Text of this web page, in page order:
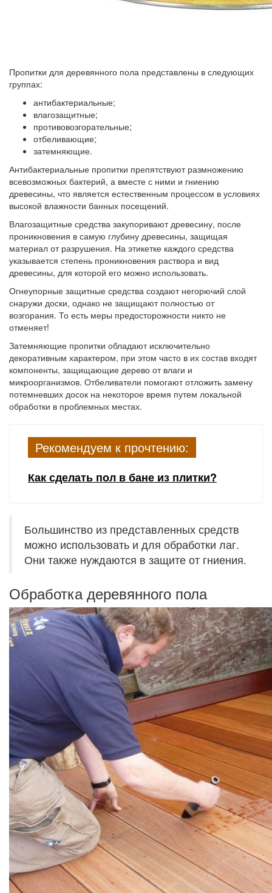
Пропитки для деревянного пола представлены в следующих
группах:
антибактериальные;
влагозащитные;
противовозгорательные;
отбеливающие;
затемняющие.
Антибактериальные пропитки препятствуют размножению
всевозможных бактерий, а вместе с ними и гниению
древесины, что является естественным процессом в условиях
высокой влажности банных посещений.
Влагозащитные средства закупоривают древесину, после
проникновения в самую глубину древесины, защищая
материал от разрушения. На этикетке каждого средства
указывается степень проникновения раствора и вид
древесины, для которой его можно использовать.
Огнеупорные защитные средства создают негорючий слой
снаружи доски, однако не защищают полностью от
возгорания. То есть меры предосторожности никто не
отменяет!
Затемняющие пропитки обладают исключительно
декоративным характером, при этом часто в их состав входят
компоненты, защищающие дерево от влаги и
микроорганизмов. Отбеливатели помогают отложить замену
потемневших досок на некоторое время путем локальной
обработки в проблемных местах.
Рекомендуем к прочтению:
Как сделать пол в бане из плитки?
Большинство из представленных средств
можно использовать и для обработки лаг.
Они также нуждаются в защите от гниения.
Обработка деревянного пола